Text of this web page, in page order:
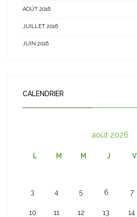
AOÛT 2016
JUILLET 2016
JUIN 2016
CALENDRIER
août 2026
L M M J V
3 4 5 6 7
10 11 12 13 14